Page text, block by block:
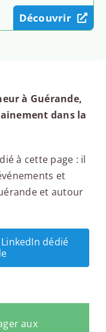
Découvrir
à Guérande,
dans la
à cette page : il
et
et autour
dédié
aux